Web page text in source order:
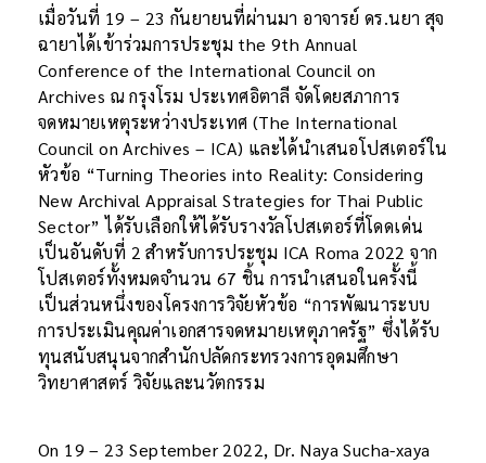
เมื่อวันที่ 19 – 23 กันยายนที่ผ่านมา อาจารย์ ดร.นยา สุจ
ฉายาได้เข้าร่วมการประชุม the 9th Annual
Conference of the International Council on
Archives ณ กรุงโรม ประเทศอิตาลี จัดโดยสภาการ
จดหมายเหตุระหว่างประเทศ (The International
Council on Archives – ICA) และได้นำเสนอโปสเตอร์ใน
หัวข้อ “Turning Theories into Reality: Considering
New Archival Appraisal Strategies for Thai Public
Sector” ได้รับเลือกให้ได้รับรางวัลโปสเตอร์ที่โดดเด่น
เป็นอันดับที่ 2 สำหรับการประชุม ICA Roma 2022 จาก
โปสเตอร์ทั้งหมดจำนวน 67 ชิ้น การนำเสนอในครั้งนี้
เป็นส่วนหนึ่งของโครงการวิจัยหัวข้อ “การพัฒนาระบบ
การประเมินคุณค่าเอกสารจดหมายเหตุภาครัฐ” ซึ่งได้รับ
ทุนสนับสนุนจากสำนักปลัดกระทรวงการอุดมศึกษา
วิทยาศาสตร์ วิจัยและนวัตกรรม
On 19 – 23 September 2022, Dr. Naya Sucha-xaya